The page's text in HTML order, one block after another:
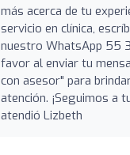
más acerca de tu
servicio en clínica,
nuestro WhatsApp 55
favor al enviar tu
con asesor" para
atención. ¡Seguimos a
atendió Lizbeth